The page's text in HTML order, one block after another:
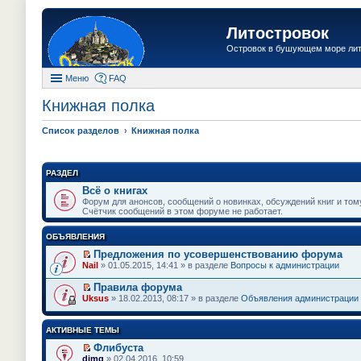
Литостровок
Островок в бушующем море
Меню FAQ
Книжная полка
Список разделов Книжная полка
РАЗДЕЛ
Всё о книгах
Форум для анонсов, сообщений о новинках, обсуждений книг и
Счётчик сообщений в этом форуме не работает.
ОБЪЯВЛЕНИЯ
П
р
е
й
т
и
к
п
е
Предложения по усовершенствованию форума
Nail » 01.05.2015, 14:41 » в разделе Вопросы к администрации
П
р
й
т
и
Правила форума
Uksus » 18.02.2013, 08:17 » в разделе Объявления администрации
АКТИВНЫЕ ТЕМЫ
П
Флибуста
dimg » 02.04.2016, 10:59